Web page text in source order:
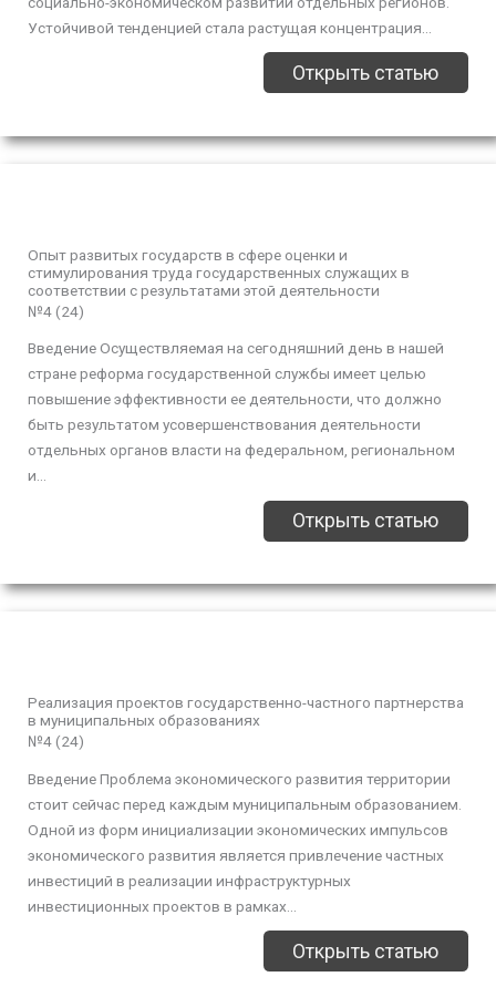
Устойчивой тенденцией стала растущая концентрация...
Открыть статью
Опыт развитых государств в сфере оценки и
стимулирования труда государственных служащих в
соответствии с результатами этой деятельности
№4 (24)
Введение Осуществляемая на сегодняшний день в нашей
стране реформа государственной службы имеет целью
повышение эффективности ее деятельности, что должно
быть результатом усовершенствования деятельности
отдельных органов власти на федеральном, региональном
и...
Открыть статью
Реализация проектов государственно-частного партнерства
в муниципальных образованиях
№4 (24)
Введение Проблема экономического развития территории
стоит сейчас перед каждым муниципальным образованием.
Одной из форм инициализации экономических импульсов
экономического развития является привлечение частных
инвестиций в реализации инфраструктурных
инвестиционных проектов в рамках...
Открыть статью